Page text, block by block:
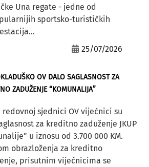
Una regate - jedne od
sportsko-turističkih
25/07/2026
OV DALO SAGLASNOST ZA
ZADUŽENJE “KOMUNALIJA”
redovnoj sjednici OV vijećnici su
za kreditno zaduženje JKUP
u iznosu od 3.700 000 KM.
obrazloženja za kreditno
prisutnim vijećnicima se